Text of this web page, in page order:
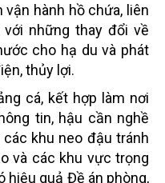
hành hồ chứa, liên
những thay đổi về
cho hạ du và phát
thủy lợi.
cá, kết hợp làm nơi
tin, hậu cần nghề
khu neo đậu tránh
và các khu vực trọng
hiệu quả Đề án phòng,